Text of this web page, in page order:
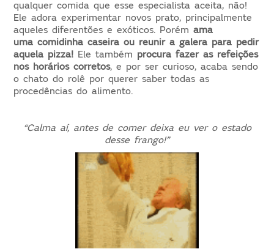
qualquer comida que esse especialista aceita, não!
Ele adora experimentar novos prato, principalmente
aqueles diferentões e exóticos. Porémama
uma comidinha caseira ou reunir a galera para pedir
aquela pizza! Ele também procura fazer as refeições
nos horários corretos, e por ser curioso, acaba sendo
o chato do rolê por querer saber todas as
procedências do alimento.
“Calma aí, antes de comer deixa eu ver o estado
desse frango!”